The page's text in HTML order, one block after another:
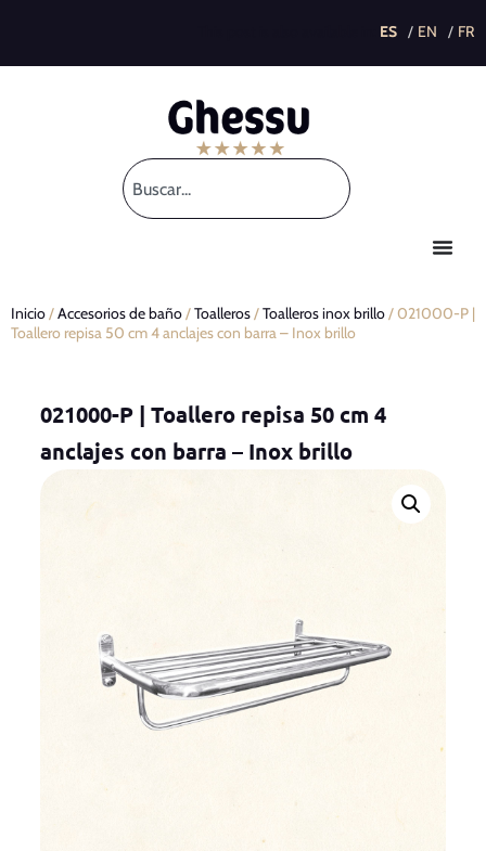
Inicio/Accesorios de baño/Toalleros/Toalleros inox brillo/ 021000-P |
Toallero repisa 50 cm 4 anclajes con barra – Inox brillo
021000-P | Toallero repisa 50 cm 4
anclajes con barra – Inox brillo